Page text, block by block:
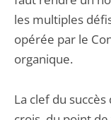
les multiples
opérée par le
organique.
La clef du